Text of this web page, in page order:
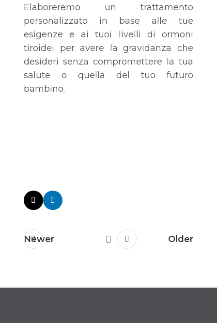
Elaboreremo un trattamento
personalizzato in base alle tue
esigenze e ai tuoi livelli di ormoni
tiroidei per avere la gravidanza che
desideri senza compromettere la tua
salute o quella del tuo futuro
bambino.
Newer Older